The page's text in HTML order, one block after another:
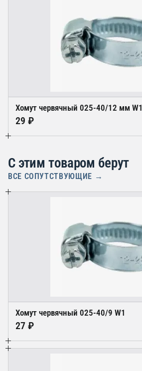
Хомут червячный 025-40/12 мм W1
29 ₽
С этим товаром берут
ВСЕ СОПУТСТВУЮЩИЕ →
Хомут червячный 025-40/9 W1
27 ₽